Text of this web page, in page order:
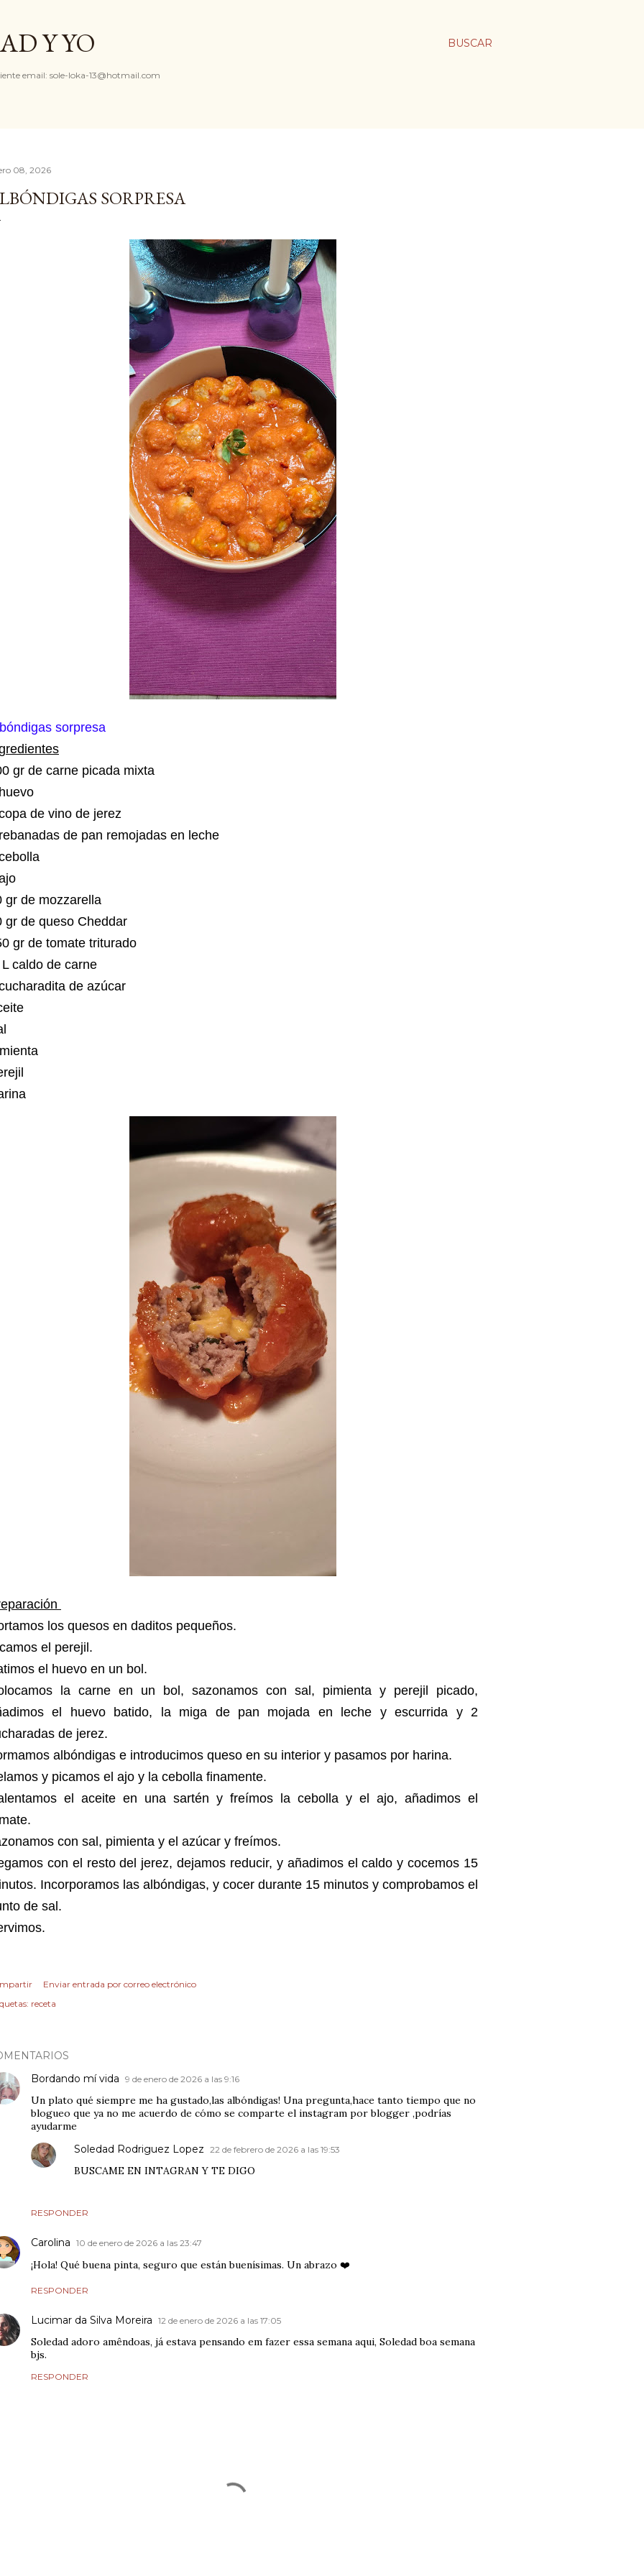
BUSCAR
Y YO
email: sole-loka-13@hotmail.com
08, 2026
SORPRESA
sorpresa
gr de carne picada mixta
de vino de jerez
de pan remojadas en leche
gr de mozzarella
gr de queso Cheddar
gr de tomate triturado
caldo de carne
de azúcar
los quesos en daditos pequeños.
el perejil.
el huevo en un bol.
la carne en un bol, sazonamos con sal, pimienta y perejil picado,
el huevo batido, la miga de pan mojada en leche y escurrida y 2
de jerez.
albóndigas e introducimos queso en su interior y pasamos por harina.
y picamos el ajo y la cebolla finamente.
el aceite en una sartén y freímos la cebolla y el ajo, añadimos el
con sal, pimienta y el azúcar y freímos.
con el resto del jerez, dejamos reducir, y añadimos el caldo y cocemos 15
Incorporamos las albóndigas, y cocer durante 15 minutos y comprobamos el
de sal.
Enviar entrada por correo electrónico
receta
Bordando mí vida 9 de enero de 2026 a las 9:16
Un plato qué siempre me ha gustado,las albóndigas! Una pregunta,hace tanto tiempo que no
blogueo que ya no me acuerdo de cómo se comparte el instagram por blogger ,podrías
ayudarme
RESPONDER
Soledad Rodriguez Lopez 22 de febrero de 2026 a las 19:53
BUSCAME EN INTAGRAN Y TE DIGO
Carolina 10 de enero de 2026 a las 23:47
¡Hola! Qué buena pinta, seguro que están buenísimas. Un abrazo ❤️
RESPONDER
Lucimar da Silva Moreira 12 de enero de 2026 a las 17:05
Soledad adoro amêndoas, já estava pensando em fazer essa semana aqui, Soledad boa semana
bjs.
RESPONDER